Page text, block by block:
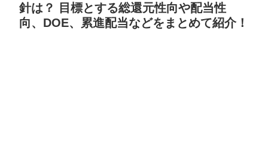
針は？ 目標とする総還元性向や配当性
向、DOE、累進配当などをまとめて紹介！